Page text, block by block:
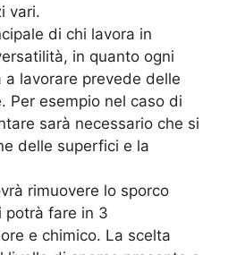
vari.
di chi lavora in
in quanto ogni
a lavorare prevede delle
Per esempio nel caso di
sarà necessario che si
delle superfici e la
rimuovere lo sporco
potrà fare in 3
e chimico. La scelta